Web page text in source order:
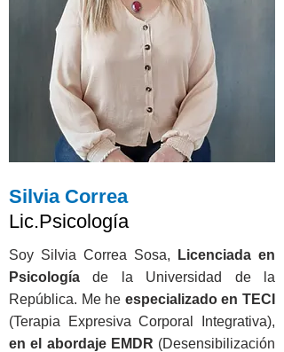
Silvia Correa
Lic.Psicología
Soy Silvia Correa Sosa,
Licenciada en
Psicología de la Universidad de la
República. Me he especializado en TECI
(Terapia Expresiva Corporal Integrativa),
en el abordaje EMDR (Desensibilización